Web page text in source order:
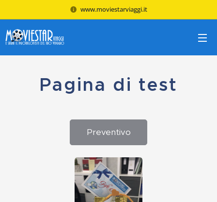
www.moviestarviaggi.it
Pagina di test
Preventivo